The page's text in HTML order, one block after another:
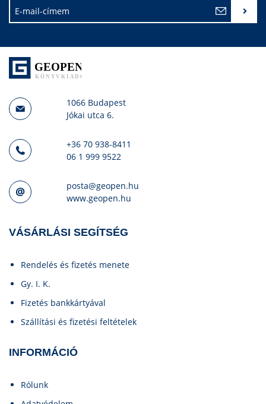
1066 Budapest
Jókai utca 6.
+36 70 938-8411
06 1 999 9522
posta@geopen.hu
www.geopen.hu
VÁSÁRLÁSI SEGÍTSÉG
Rendelés és fizetés menete
Gy. I. K.
Fizetés bankkártyával
Szállítási és fizetési feltételek
INFORMÁCIÓ
Rólunk